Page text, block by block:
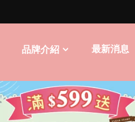
品牌介紹 最新消息